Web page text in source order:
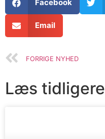
Facebook
Email
FORRIGE NYHED
Læs